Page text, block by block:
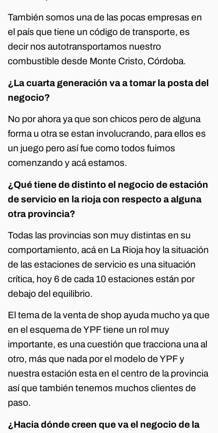
También somos una de las pocas empresas en
el país que tiene un código de transporte, es
decir nos autotransportamos nuestro
combustible desde Monte Cristo, Córdoba.
¿La cuarta generación va a tomar la posta del
negocio?
No por ahora ya que son chicos pero de alguna
forma u otra se estan involucrando, para ellos es
un juego pero así fue como todos fuimos
comenzando y acá estamos.
¿Qué tiene de distinto el negocio de estación
de servicio en la rioja con respecto a alguna
otra provincia?
Todas las provincias son muy distintas en su
comportamiento, acá en La Rioja hoy la situación
de las estaciones de servicio es una situación
crítica, hoy 6 de cada 10 estaciones están por
debajo del equilibrio.
El tema de la venta de shop ayuda mucho ya que
en el esquema de YPF tiene un rol muy
importante, es una cuestión que tracciona una al
otro, más que nada por el modelo de YPF y
nuestra estación esta en el centro de la provincia
así que también tenemos muchos clientes de
paso.
¿Hacia dónde creen que va el negocio de la